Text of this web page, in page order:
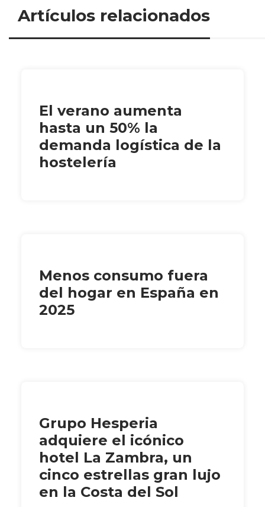
Artículos relacionados
El verano aumenta
hasta un 50% la
demanda logística de la
hostelería
Menos consumo fuera
del hogar en España en
2025
Grupo Hesperia
adquiere el icónico
hotel La Zambra, un
cinco estrellas gran lujo
en la Costa del Sol